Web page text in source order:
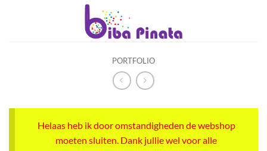
PORTFOLIO
Helaas heb ik door omstandigheden de webshop
moeten sluiten. Dank jullie wel voor alle